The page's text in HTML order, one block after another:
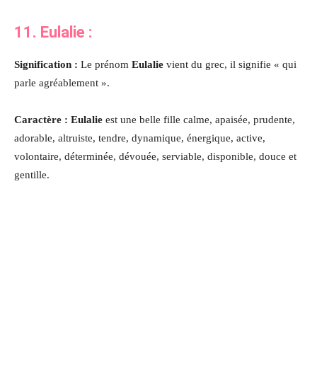
11. Eulalie :
Signification : Le prénom Eulalie vient du grec, il signifie « qui
parle agréablement ».
Caractère : Eulalie est une belle fille calme, apaisée, prudente,
adorable, altruiste, tendre, dynamique, énergique, active,
volontaire, déterminée, dévouée, serviable, disponible, douce et
gentille.